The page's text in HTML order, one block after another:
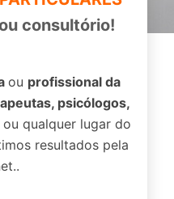
consultório!
ou profissional da
psicólogos,
qualquer lugar do
resultados pela